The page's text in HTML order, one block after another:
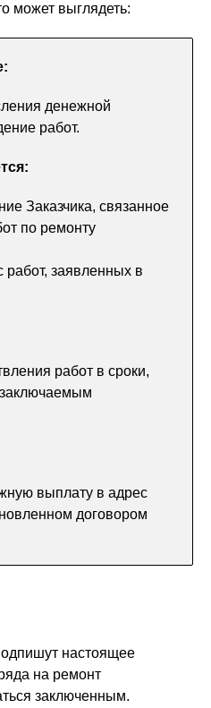
может выглядеть:
денежной
работ.
Заказчика, связанное
по ремонту
работ, заявленных в
работ в сроки,
выплату в адрес
договором
настоящее
на ремонт
заключенным.